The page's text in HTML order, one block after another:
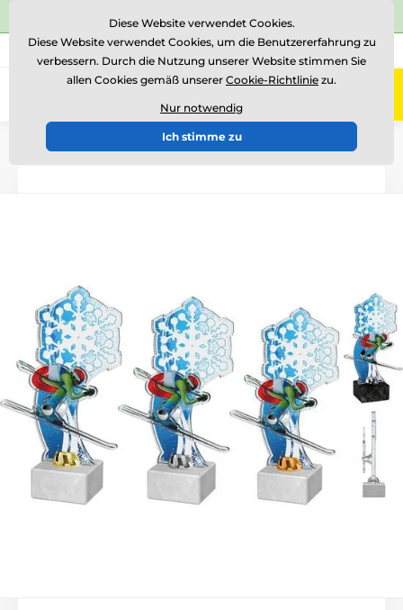
⭐Siehe 504 verifizierte Bewertungen auf
Rufen Sie uns an (Mo-Fr 15-18) +43 676 361 37 22
0
Einführung Acryltrophäen
Diese Website verwendet Cookies.
Diese Website verwendet Cookies, um die Benutzererfahrung zu
verbessern. Durch die Nutzung unserer Website stimmen Sie
allen Cookies gemäß unserer Cookie-Richtlinie zu.
Nur notwendig
Ich stimme zu